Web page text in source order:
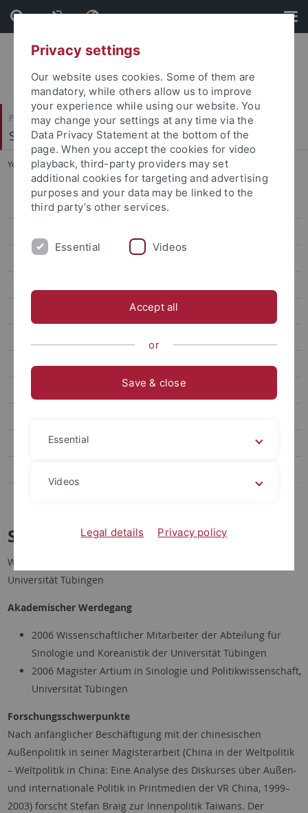
Skip
to
content
Skip
to
footer
Philosophische Fakultät
Sinologie
You are here: Startseite ... Stefan Braig, M.A.
Veranstaltungen
ERCCT
Prof. Dr. Gunter Schubert
Julia Fernández García
Stefan Braig, M.A. 柏德方
Wissenschaftlicher Mitarbeiter an der Abteilung für Sinologie,
Universität Tübingen
Akademischer Werdegang
2006 Wissenschaftlicher Mitarbeiter der Abteilung für
Sinologie und Koreanistik der Universität Tübingen
2006 Magister Artium in Sinologie und Politikwissenschaft,
Universität Tübingen
Forschungsschwerpunkte
Nach anfänglicher Beschäftigung mit der chinesischen
Außenpolitik in seiner Magisterarbeit (China in der Weltpolitik
– Weltpolitik in China: Eine Analyse des Diskurses über Außen-
und internationale Politik in Printmedien der VR China, 1999–
2003) forscht Stefan Braig zur Innenpolitik Taiwans. Der
Privacy settings
Our website uses cookies. Some of them are
mandatory, while others allow us to improve
your experience while using our website. You
may change your settings at any time via the
Data Privacy Statement at the bottom of the
page. When you accept the cookies for video
playback, third-party providers may set
additional cookies for targeting and advertising
purposes and your data may be linked to the
third party’s other services.
Essential Videos
Accept all
or
Save & close
Essential
Videos
Legal details Privacy policy